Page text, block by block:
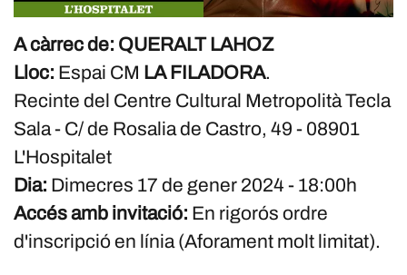
A càrrec de: QUERALT LAHOZ
Lloc: Espai CM LA FILADORA.
Recinte del Centre Cultural Metropolità Tecla
Sala - C/ de Rosalia de Castro, 49 - 08901
L'Hospitalet
Dia: Dimecres 17 de gener 2024 - 18:00h
Accés amb invitació: En rigorós ordre
d'inscripció en línia (Aforament molt limitat).